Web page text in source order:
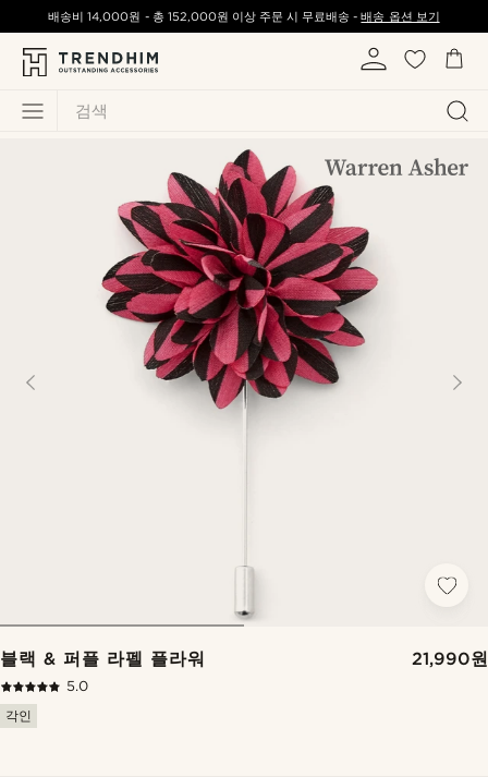
검색
배송비14,000원 - 총 152,000원 이상 주문 시 무료배송 -배송 옵션 보기
블랙 & 퍼플 라펠 플라워 21,990원
5.0
각인